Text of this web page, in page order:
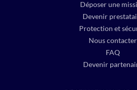
Déposer une
Devenir
Protection et
Nous contacter
FAQ
Devenir